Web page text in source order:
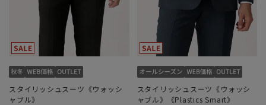
スタイリッシュスーツ《ウォッシ
ャブル》
スタイリッシュスーツ《ウォッシ
ャブル》《Plastics Smart》